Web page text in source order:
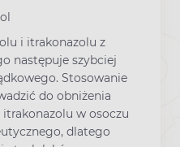
i itrakonazolu z
następuje szybciej
Stosowanie
do obniżenia
w osoczu
dlatego